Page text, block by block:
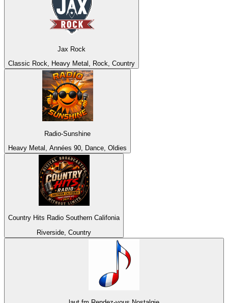
Jax Rock
Classic Rock, Heavy Metal, Rock, Country
Radio-Sunshine
Heavy Metal, Années 90, Dance, Oldies
Country Hits Radio Southern Califonia
Riverside, Country